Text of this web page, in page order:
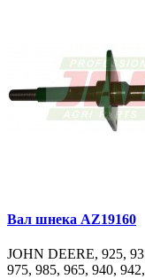
Вал шнека AZ19160
JOHN DEERE, 925,
975, 985, 965, 940,